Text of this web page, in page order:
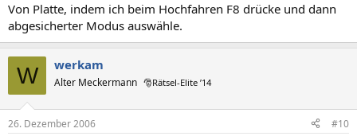
Von Platte, indem ich beim Hochfahren F8 drücke und dann
abgesicherter Modus auswähle.
W werkam
Alter Meckermann 🎅Rätsel-Elite ’14
26. Dezember 2006 #10